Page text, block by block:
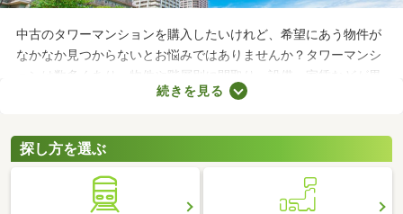
中古のタワーマンションを購入したいけれど、希望にあう物件が
なかなか見つからないとお悩みではありませんか？タワーマンシ
ョンは数多くあり、物件や階層別に間取り・設備・家賃などが異
なります。複数の物件を比較したうえで、希望にあうお部屋を見
ますので、物件の特徴を見比べてみましょう。
続きを見る
探し方を選ぶ